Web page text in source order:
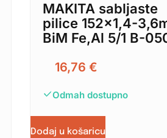
MAKITA sabljaste
pilice 152×1,4-
BiM Fe,Al 5/1 B-
16,76 €
Odmah dostupno
Dodaj u košaricu